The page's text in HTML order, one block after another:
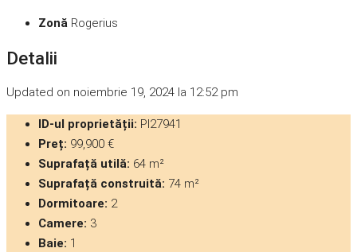
Zonă Rogerius
Detalii
Updated on noiembrie 19, 2024 la 12:52 pm
ID-ul proprietății: PI27941
Preț: 99,900 €
Suprafață utilă: 64 m²
Suprafață construită: 74 m²
Dormitoare: 2
Camere: 3
Baie: 1